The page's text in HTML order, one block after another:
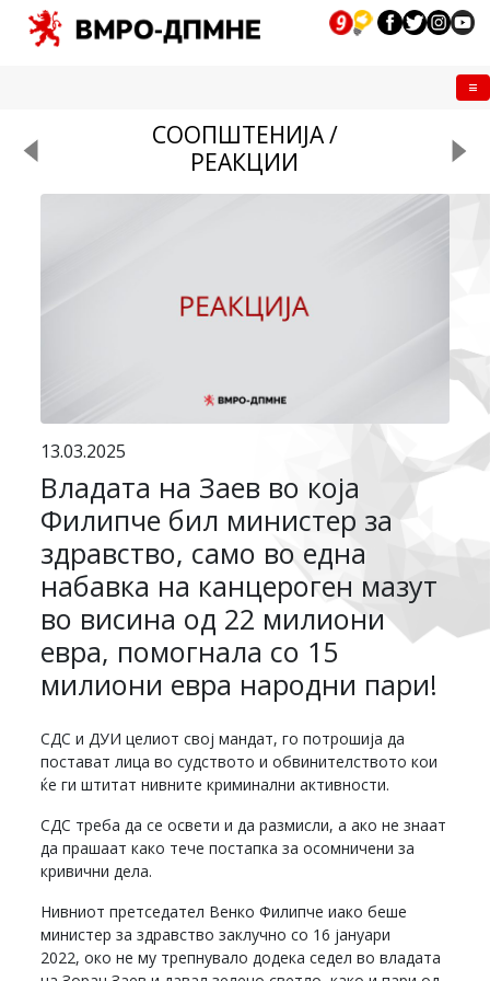
СООПШТЕНИЈА /
РЕАКЦИИ
13.03.2025
Владата на Заев во која
Филипче бил министер за
здравство, само во една
набавка на канцероген мазут
во висина од 22 милиони
евра, помогнала со 15
милиони евра народни пари!
СДС и ДУИ целиот свој мандат, го потрошија да
постават лица во судството и обвинителството кои
ќе ги штитат нивните криминални активности.
СДС треба да се освети и да размисли, а ако не знаат
да прашаат како тече постапка за осомничени за
кривични дела.
Нивниот претседател Венко Филипче иако беше
министер за здравство заклучно со 16 јануари
2022, око не му трепнувало додека седел во владата